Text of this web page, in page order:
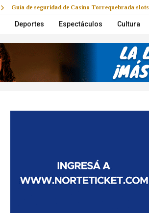
Guía de seguridad de Casino Torrequebrada slots
Deportes Espectáculos Cultura